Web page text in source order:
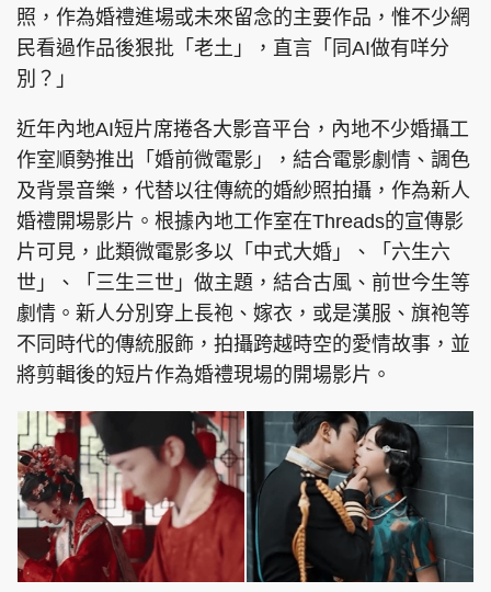
照，作為婚禮進場或未來留念的主要作品，惟不少網
民看過作品後狠批「老土」，直言「同AI做有咩分
別？」
近年內地AI短片席捲各大影音平台，內地不少婚攝工
作室順勢推出「婚前微電影」，結合電影劇情、調色
及背景音樂，代替以往傳統的婚紗照拍攝，作為新人
婚禮開場影片。根據內地工作室在Threads的宣傳影
片可見，此類微電影多以「中式大婚」、「六生六
世」、「三生三世」做主題，結合古風、前世今生等
劇情。新人分別穿上長袍、嫁衣，或是漢服、旗袍等
不同時代的傳統服飾，拍攝跨越時空的愛情故事，並
將剪輯後的短片作為婚禮現場的開場影片。